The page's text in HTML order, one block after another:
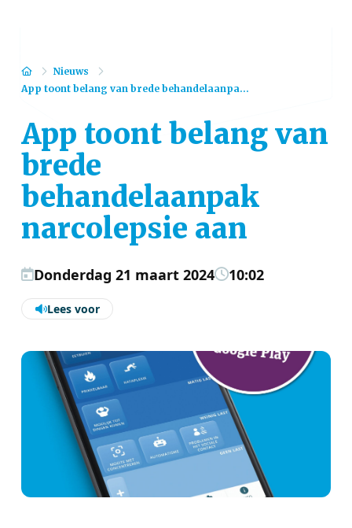
HomeNieuws
App toont belang van brede behandelaanpa...
App toont belang van
brede
behandelaanpak
narcolepsie aan
Donderdag 21 maart 2024 10:02
Lees voor